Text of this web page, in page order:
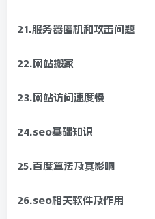
21.服务器匿机和攻击问题
22.网站搬家
23.网站访问速度慢
24.seo基础知识
25.百度算法及其影响
26.seo相关软件及作用